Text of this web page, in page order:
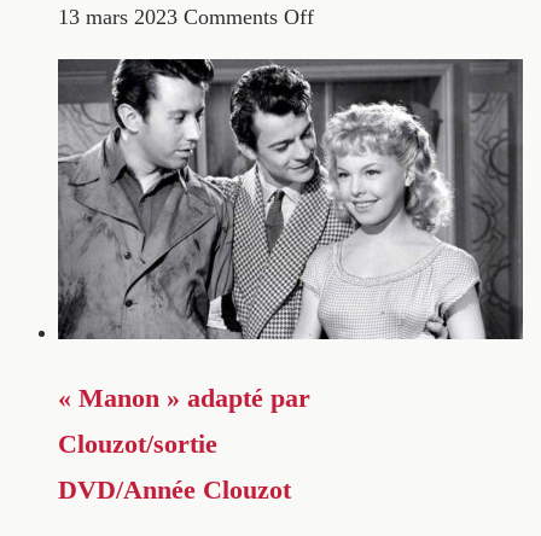
13 mars 2023 Comments Off
« Manon » adapté par
Clouzot/sortie
DVD/Année Clouzot